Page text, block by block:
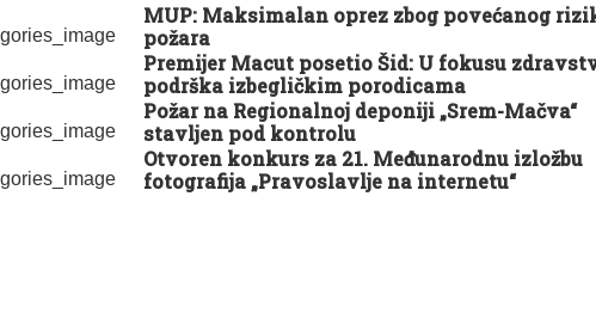
MUP: Maksimalan oprez zbog povećanog
požara
Premijer Macut posetio Šid: U fokusu
podrška izbegličkim porodicama
Požar na Regionalnoj deponiji „Srem-Mačva“
stavljen pod kontrolu
Otvoren konkurs za 21. Međunarodnu izložbu
fotografija „Pravoslavlje na internetu“